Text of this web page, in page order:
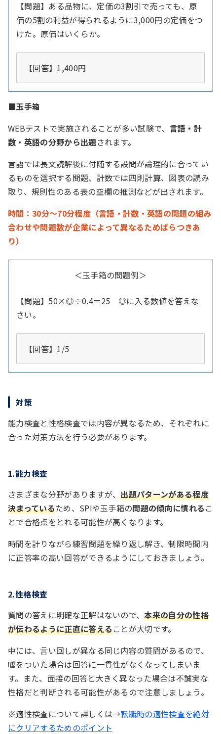
【問題】ある品物に、定価の3割引で売っても、原
価の5割の利益が得られるように3,000円の定価をつ
けた。原価はいくらか。
【回答】1,400円
■玉手箱
WEBテストで実施されることが多い試験で、 言語・計
数・英語の分野から出題されます。
言語では長文読解後に付随する設問が論理的に合ってい
るものを選択する問題、計数では四則計算、図表の読み
取り、規則性のある表の空欄の推測などが出されます。
時間：30分～70分程度（言語・計数・英語の問題の組み
合わせや問題数が企業によって異なるためばらつきあ
り）
＜玉手箱の問題例＞
【問題】50×◎÷0.4＝25 ◎に入る数値を答えな
さい。
【回答】1/5
対策
能力検査と性格検査では内容が異なるため、それぞれに
合った対策方法を行う必要があります。
1.能力検査
さまざまな分野がありますが、出題パターンがある程度
決まっているため、SPIや玉手箱の問題の傾向に慣れる こ
とで合格点をとれる可能性が高くなります。
時間を計りながら練習問題を繰り返し解き、制限時間内
に正答率の高い回答ができるようにしておきましょう。
2.性格検査
質問の答えに明確な正解はないので、本来の自分の性格
が伝わるように正直に答えることが大切です。
中には、言い回しが異なる同じ内容の質問があるので、
嘘をついた場合は回答に一貫性がなくなってしまいま
す。また、面接の回答と大きく異なった場合は不誠実な
性格だと判断される可能性があるので注意しましょう。
※適性検査について詳しくは→転職時の適性検査を絶対
にクリアするためのポイント